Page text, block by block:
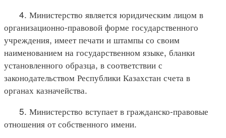
4. Министерство является юридическим лицом в
организационно-правовой форме государственного
учреждения, имеет печати и штампы со своим
наименованием на государственном языке, бланки
установленного образца, в соответствии с
законодательством Республики Казахстан счета в
органах казначейства.
5. Министерство вступает в гражданско-правовые
отношения от собственного имени.